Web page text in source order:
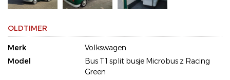
OLDTIMER
Merk
Volkswagen
Model
Bus T1 split busje Microbus z Racing
Green